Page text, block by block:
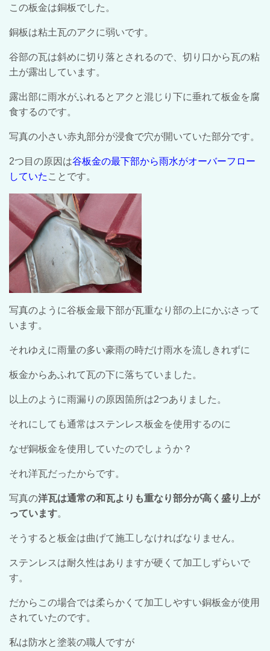
この板金は銅板でした。
銅板は粘土瓦のアクに弱いです。
谷部の瓦は斜めに切り落とされるので、切り口から瓦の粘
土が露出しています。
露出部に雨水がふれるとアクと混じり下に垂れて板金を腐
食するのです。
写真の小さい赤丸部分が浸食で穴が開いていた部分です。
2つ目の原因は谷板金の最下部から雨水がオーバーフロー
していた ことです。
写真のように谷板金最下部が瓦重なり部の上にかぶさって
います。
それゆえに雨量の多い豪雨の時だけ雨水を流しきれずに
板金からあふれて瓦の下に落ちていました。
以上のように雨漏りの原因箇所は2つありました。
それにしても通常はステンレス板金を使用するのに
なぜ銅板金を使用していたのでしょうか？
それ洋瓦だったからです。
写真の洋瓦は通常の和瓦よりも重なり部分が高く盛り上が
っています。
そうすると板金は曲げて施工しなければなりません。
ステンレスは耐久性はありますが硬くて加工しずらいで
す。
だからこの場合では柔らかくて加工しやすい銅板金が使用
されていたのです。
私は防水と塗装の職人ですが